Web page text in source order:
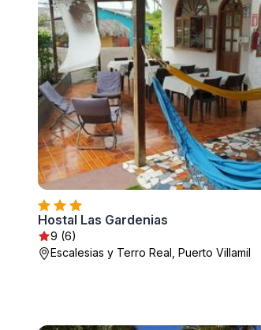
Hostal Las Gardenias
9 (6)
Escalesias y Terro Real, Puerto Villamil